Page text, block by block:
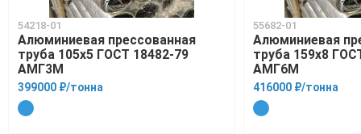
54218-01
Алюминиевая прессованная
труба 105х5 ГОСТ 18482-79
АМГ3М
399000 ₽/тонна
55682-01
Алюминиевая
труба 159х8
АМГ6М
416000 ₽/тонна